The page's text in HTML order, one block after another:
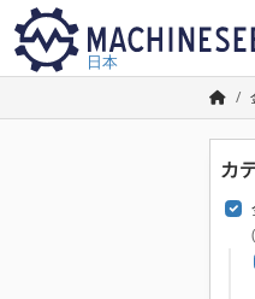
日本
カ